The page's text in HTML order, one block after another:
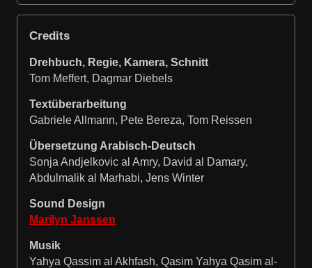
Credits
Drehbuch, Regie, Kamera, Schnitt
Tom Meffert, Dagmar Diebels
Textüberarbeitung
Gabriele Allmann, Pete Bereza, Tom Reissen
Übersetzung Arabisch-Deutsch
Sonja Andjelkovic al Amry, David al Damary,
Abdulmalik al Marhabi, Jens Winter
Sound Design
Marilyn Janssen
Musik
Yahya Qassim al Akhfash, Qasim Yahya Qasim al-